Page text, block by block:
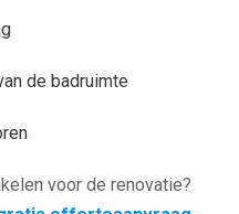
de badruimte
voor de renovatie?